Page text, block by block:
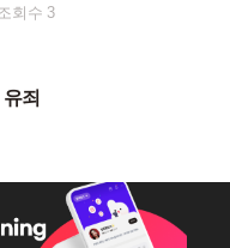
회수 3
죄